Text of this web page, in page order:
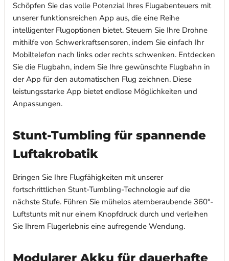
Schöpfen Sie das volle Potenzial Ihres Flugabenteuers mit
unserer funktionsreichen App aus, die eine Reihe
intelligenter Flugoptionen bietet. Steuern Sie Ihre Drohne
mithilfe von Schwerkraftsensoren, indem Sie einfach Ihr
Mobiltelefon nach links oder rechts schwenken. Entdecken
Sie die Flugbahn, indem Sie Ihre gewünschte Flugbahn in
der App für den automatischen Flug zeichnen. Diese
leistungsstarke App bietet endlose Möglichkeiten und
Anpassungen.
Stunt-Tumbling für spannende
Luftakrobatik
Bringen Sie Ihre Flugfähigkeiten mit unserer
fortschrittlichen Stunt-Tumbling-Technologie auf die
nächste Stufe. Führen Sie mühelos atemberaubende 360°-
Luftstunts mit nur einem Knopfdruck durch und verleihen
Sie Ihrem Flugerlebnis eine aufregende Wendung.
Modularer Akku für dauerhafte